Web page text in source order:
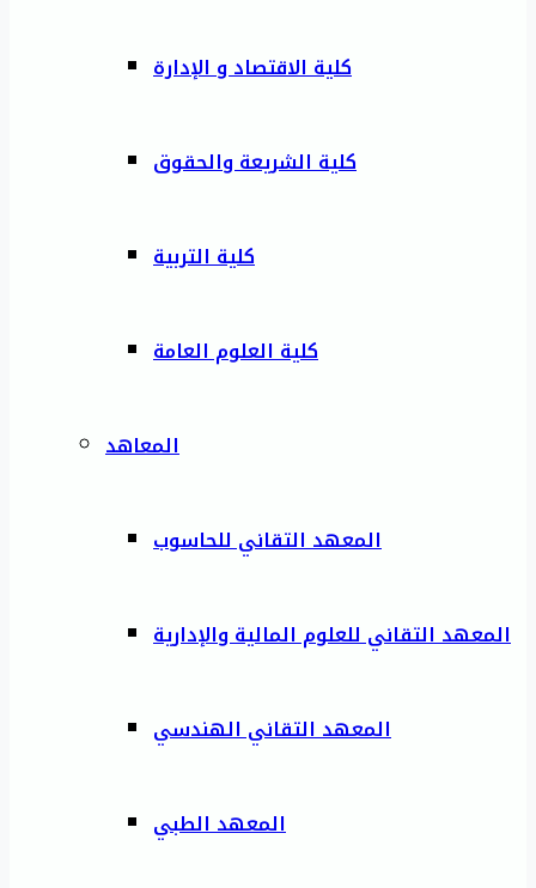
كلية الاقتصاد و الإدارة
كلية الشريعة والحقوق
كلية التربية
كلية العلوم العامة
المعاهد
المعهد التقاني للحاسوب
المعهد التقاني للعلوم المالية والإدارية
المعهد التقاني الهندسي
المعهد الطبي